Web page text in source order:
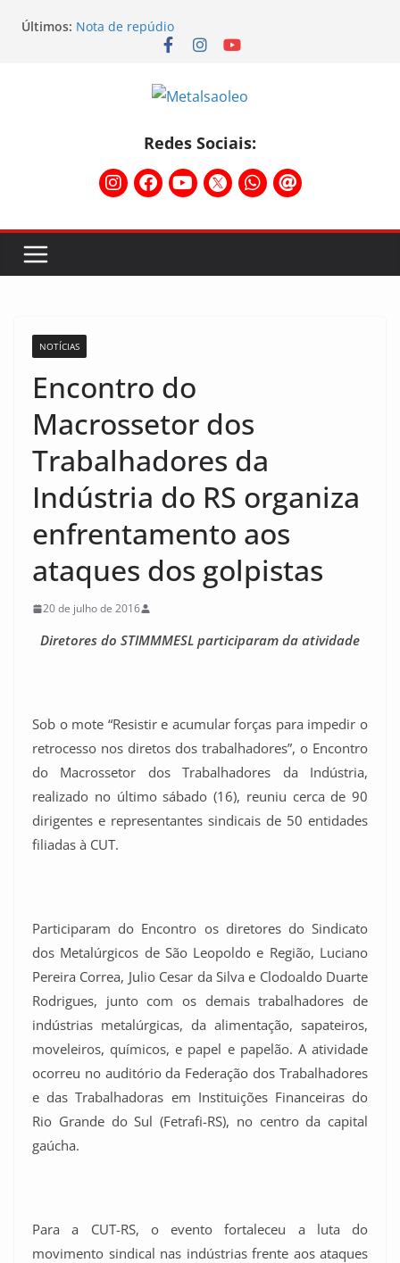
Últimos: Nota de repúdio
Conselho Diretivo da CNM/CUT debate indústria e
Physioclinic: parceira do Sindicato
Assembleia na Taurus – Campanha salarial
Assembleia na Taurus fortalece campanha
salarial e mostra a força da categoria que exige
reajuste
Redes Sociais:
NOTÍCIAS
Encontro do
Macrossetor dos
Trabalhadores da
Indústria do RS organiza
enfrentamento aos
ataques dos golpistas
20 de julho de 2016
Diretores do STIMMMESL participaram da atividade
Sob o mote “Resistir e acumular forças para impedir o
retrocesso nos diretos dos trabalhadores”, o Encontro
do Macrossetor dos Trabalhadores da Indústria,
realizado no último sábado (16), reuniu cerca de 90
dirigentes e representantes sindicais de 50 entidades
filiadas à CUT.
Participaram do Encontro os diretores do Sindicato
dos Metalúrgicos de São Leopoldo e Região, Luciano
Pereira Correa, Julio Cesar da Silva e Clodoaldo Duarte
Rodrigues, junto com os demais trabalhadores de
indústrias metalúrgicas, da alimentação, sapateiros,
moveleiros, químicos, e papel e papelão. A atividade
ocorreu no auditório da Federação dos Trabalhadores
e das Trabalhadoras em Instituições Financeiras do
Rio Grande do Sul (Fetrafi-RS), no centro da capital
gaúcha.
Para a CUT-RS, o evento fortaleceu a luta do
movimento sindical nas indústrias frente aos ataques